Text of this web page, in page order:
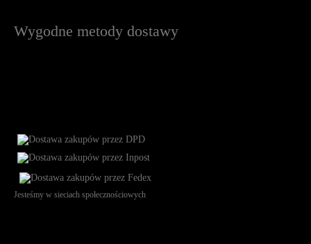
Wygodne metody dostawy
Jesteśmy w sieciach społecznościowych